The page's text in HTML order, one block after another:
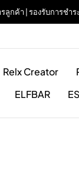
ค้า | รองรับการชำร
Relx Creator
ELFBAR